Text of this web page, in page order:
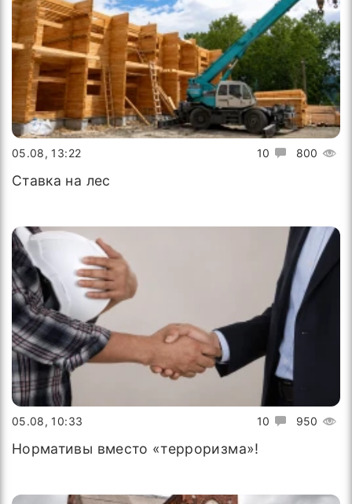
10 800
05.08, 13:22
Ставка на лес
10 950
05.08, 10:33
Нормативы вместо «терроризма»!